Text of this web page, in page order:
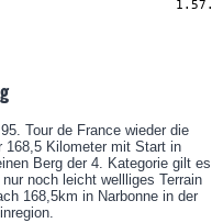
Tour de France wieder die
168,5 Kilometer mit Start in
Berg der 4. Kategorie gilt es
noch leicht wellliges Terrain
168,5km in Narbonne in der